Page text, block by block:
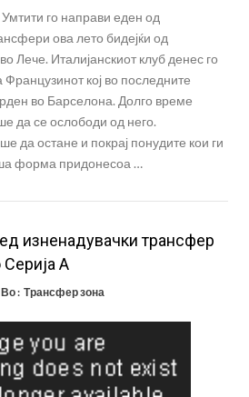
го направи еден од
ова лето бидејќи од
Лече. Италијанскиот клуб денес го
кој во последните
во Барселона. Долго време
да се ослободи од него.
да остане и покрај понудите кои ги
форма придонесоа …
изненадувачки трансфер
Серија А
Во : Трансфер зона